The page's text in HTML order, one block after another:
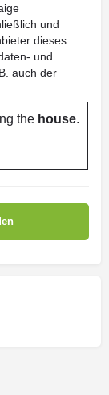
und
dieses
und
auch der
the house.